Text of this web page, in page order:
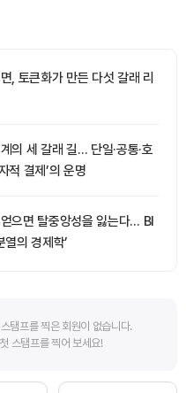
, 토큰화가 만든 다섯 갈래 리
의 세 갈래 길… 단일·공통·호
적 결제’의 운명
으면 탈중앙성을 잃는다… BI
열의 경제학’
탬프를 찍은 회원이 없습니다.
첫 스탬프를 찍어 보세요!